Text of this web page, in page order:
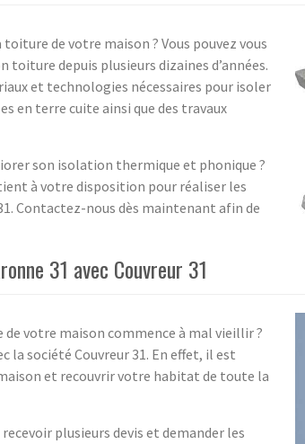
de votre maison ? Vous pouvez vous
depuis plusieurs dizaines d’années.
et technologies nécessaires pour isoler
en terre cuite ainsi que des travaux
son isolation thermique et phonique ?
à votre disposition pour réaliser les
Contactez-nous dès maintenant afin de
31 avec Couvreur 31
votre maison commence à mal vieillir ?
la société Couvreur 31. En effet, il est
et recouvrir votre habitat de toute la
plusieurs devis et demander les